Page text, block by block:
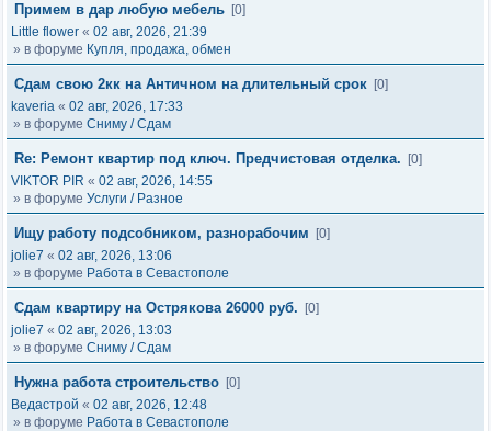
Примем в дар любую мебель [0]
Little flower « 02 авг, 2026, 21:39
» в форуме Купля, продажа, обмен
Сдам свою 2кк на Античном на длительный срок [0]
kaveria « 02 авг, 2026, 17:33
» в форуме Сниму / Сдам
Re: Ремонт квартир под ключ. Предчистовая отделка.
[0]
VIKTOR PIR « 02 авг, 2026, 14:55
» в форуме Услуги / Разное
Ищу работу подсобником, разнорабочим
[0]
jolie7 « 02 авг, 2026, 13:06
» в форуме Работа в Севастополе
Сдам квартиру на Острякова 26000 руб.
[0]
jolie7 « 02 авг, 2026, 13:03
» в форуме Сниму / Сдам
Нужна работа строительство [0]
Ведастрой « 02 авг, 2026, 12:48
» в форуме Работа в Севастополе